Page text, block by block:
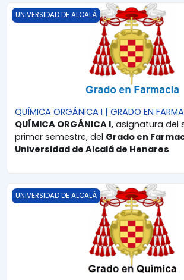
QUÍMICA ORGÁNICA I | GRADO EN
UNIVERSIDAD DE ALCALÁ
QUÍMICA ORGÁNICA I | GRADO EN
QUÍMICA ORGÁNICA I, asignatura del
primer semestre, del Grado en
Universidad de Alcalá de Henares.
QUÍMICA ORGÁNICA I | GRADO EN
UNIVERSIDAD DE ALCALÁ